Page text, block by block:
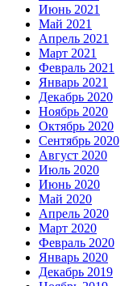
Июнь 2021
Май 2021
Апрель 2021
Март 2021
Февраль 2021
Январь 2021
Декабрь 2020
Ноябрь 2020
Октябрь 2020
Сентябрь 2020
Август 2020
Июль 2020
Июнь 2020
Май 2020
Апрель 2020
Март 2020
Февраль 2020
Январь 2020
Декабрь 2019